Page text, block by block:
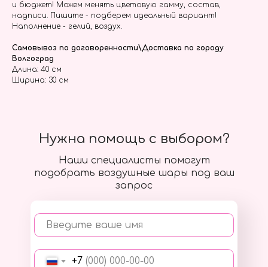
и бюджет! Можем менять цветовую гамму, состав,
надписи. Пишите - подберем идеальный вариант!
Наполнение - гелий, воздух.
Самовывоз по договоренности\Доставка по городу
Волгоград
Длина: 40 см
Ширина: 30 см
Наши специалисты помогут
подобрать воздушные шары под ваш
запрос
Введите ваше имя
+7
Нужна помощь с выбором?